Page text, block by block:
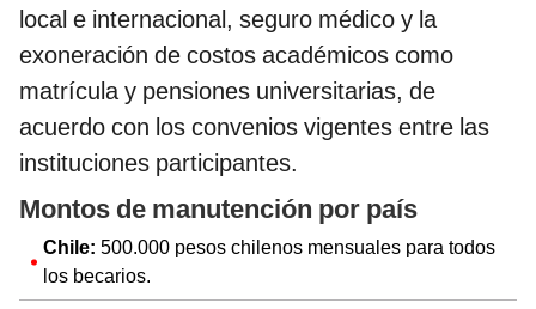
local e internacional, seguro médico y la
exoneración de costos académicos como
matrícula y pensiones universitarias, de
acuerdo con los convenios vigentes entre las
instituciones participantes.
Montos de manutención por país
Chile: 500.000 pesos chilenos mensuales para todos
los becarios.